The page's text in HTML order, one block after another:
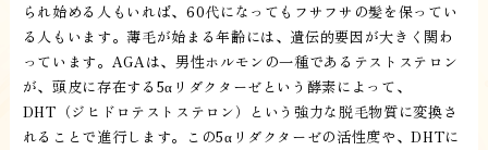
られ始める人もいれば、60代になってもフサフサの髪を保ってい
る人もいます。薄毛が始まる年齢には、遺伝的要因が大きく関わ
っています。AGAは、男性ホルモンの一種であるテストステロン
が、頭皮に存在する5αリダクターゼという酵素によって、
DHT（ジヒドロテストステロン）という強力な脱毛物質に変換さ
れることで進行します。この5αリダクターゼの活性度や、DHTに